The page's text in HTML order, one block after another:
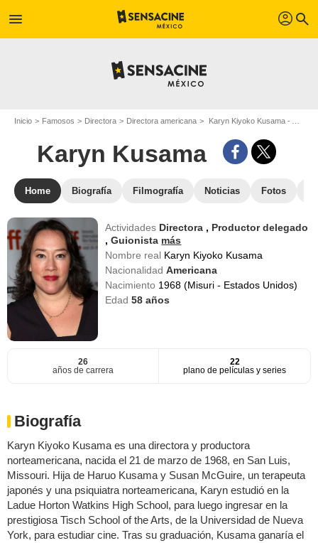
menu profil search
Inicio Famosos Directora Directora americana Karyn Kiyoko Kusama - Apodo : Karyn Kusama
Karyn Kusama
Home Biografía Filmografía Noticias Fotos
Actividades Directora , Productor delegado
,Guionista más
Nombre real Karyn Kiyoko Kusama
NacionalidadAmericana
Nacimiento 1968 (Misuri - Estados Unidos)
Edad58 años
26
años de carrera
22
plano de películas y series
Biografía
Karyn Kiyoko Kusama es una directora y productora
norteamericana, nacida el 21 de marzo de 1968, en San Luis,
Missouri. Hija de Haruo Kusama y Susan McGuire, un terapeuta
japonés y una psiquiatra norteamericana, Karyn estudió en la
Ladue Horton Watkins High School, para luego ingresar en la
prestigiosa Tisch School of the Arts, de la Universidad de Nueva
York, para estudiar cine. Tras su graduación, Kusama ganaría el